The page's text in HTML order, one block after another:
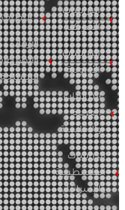
الدراسات
الأمريكية
الدراسات
الأوروبية
الدراسات
العربية
والإقليمية
الدراسات
الفلسطينية
والإسرائيلية
التطرف
الإرهاب
والصراعات
المسلحة